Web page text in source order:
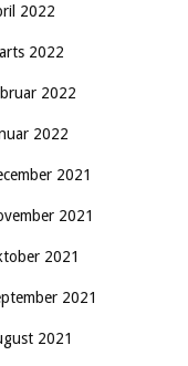
2022
2022
2022
2022
2021
2021
2021
2021
2021